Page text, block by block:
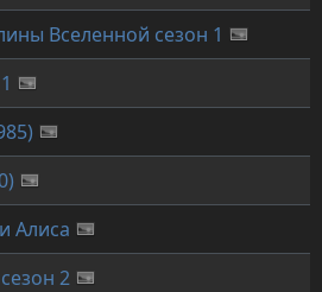
Вселенной сезон 1
Алиса
2